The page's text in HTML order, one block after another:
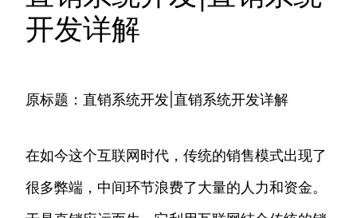
开发详解
原标题：直销系统开发|直销系统开发详解
在如今这个互联网时代，传统的销售模式出现了
很多弊端，中间环节浪费了大量的人力和资金。